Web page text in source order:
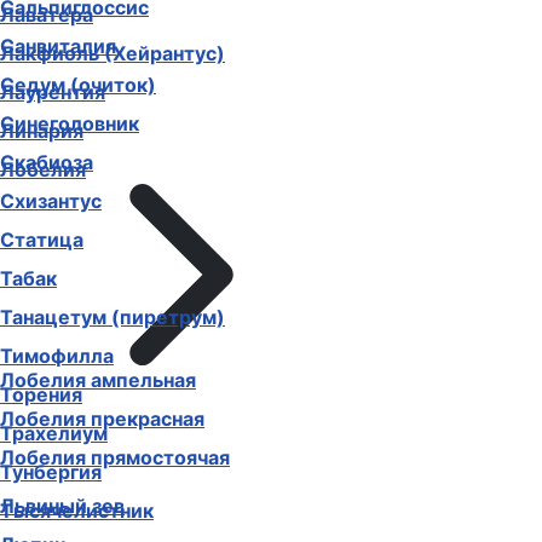
Лаватера
Лакфиоль (Хейрантус)
Лаурентия
Линария
Лобелия
Лобелия ампельная
Лобелия прекрасная
Лобелия прямостоячая
Львиный зев
Сальпиглоссис
Санвиталия
Седум (очиток)
Синеголовник
Скабиоза
Схизантус
Статица
Табак
Танацетум (пиретрум)
Тимофилла
Торения
Трахелиум
Тунбергия
Тысячелистник